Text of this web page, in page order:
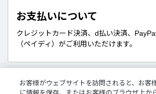
お支払いについて
クレジットカード決済、d払い決済、
（ペイディ）がご利用いただけます。
販売商品について
お客様がウェブサイトを訪問されると、お客